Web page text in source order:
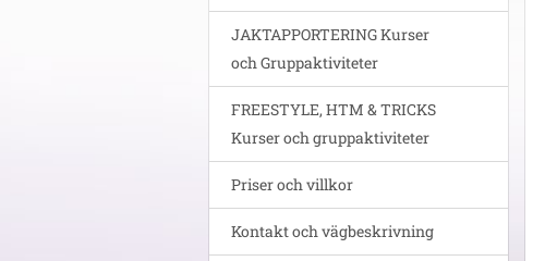
JAKTAPPORTERING Kurser
och Gruppaktiviteter
FREESTYLE, HTM & TRICKS
Kurser och gruppaktiviteter
Priser och villkor
Kontakt och vägbeskrivning